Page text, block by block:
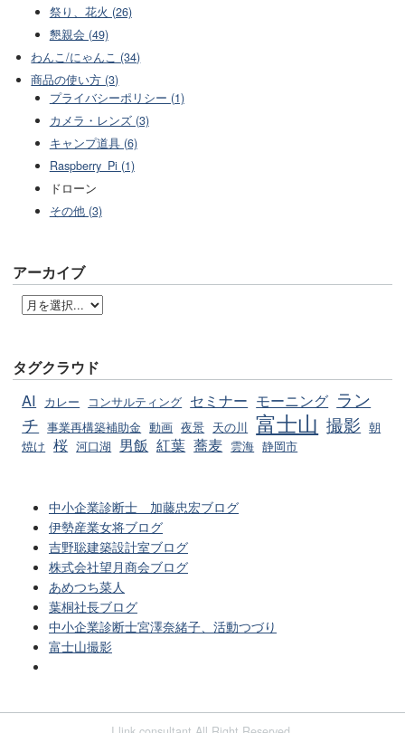
祭り、花火 (26)
懇親会 (49)
わんこ/にゃんこ (34)
商品の使い方 (3)
プライバシーポリシー (1)
カメラ・レンズ (3)
キャンプ道具 (6)
Raspberry_Pi (1)
ドローン
その他 (3)
アーカイブ
タグクラウド
AI カレー コンサルティング セミナー モーニング ラン
チ 事業再構築補助金 動画 夜景 天の川 富士山 撮影 朝
焼け 桜 河口湖 男飯 紅葉 蕎麦 雲海 静岡市
中小企業診断士 加藤忠宏ブログ
伊勢産業女将ブログ
吉野聡建築設計室ブログ
株式会社望月商会ブログ
あめつち菜人
葉桐社長ブログ
中小企業診断士宮澤奈緒子、活動つづり
富士山撮影